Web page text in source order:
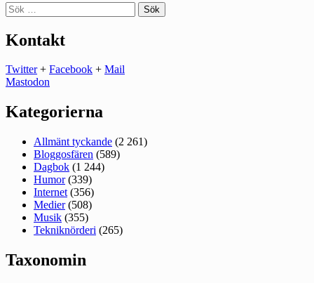
Sök
efter:
Kontakt
Twitter+ Facebook + Mail
Mastodon
Kategorierna
Allmänt tyckande (2 261)
Bloggosfären (589)
Dagbok (1 244)
Humor(339)
Internet (356)
Medier(508)
Musik (355)
Tekniknörderi (265)
Taxonomin